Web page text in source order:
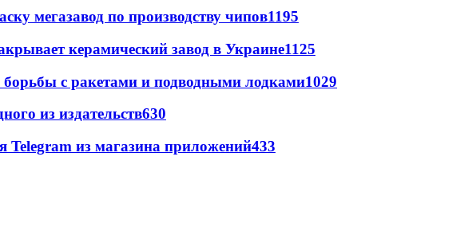
мегазавод по производству чипов1195
керамический завод в Украине1125
борьбы с ракетами и подводными лодками1029
из издательств630
Telegram из магазина приложений433